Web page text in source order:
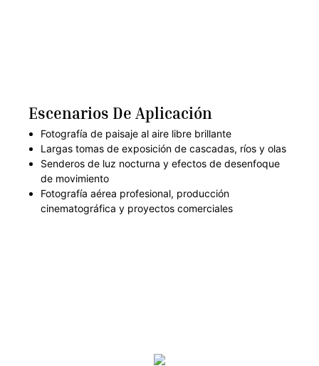
Escenarios De Aplicación
Fotografía de paisaje al aire libre brillante
Largas tomas de exposición de cascadas, ríos y olas
Senderos de luz nocturna y efectos de desenfoque
de movimiento
Fotografía aérea profesional, producción
cinematográfica y proyectos comerciales